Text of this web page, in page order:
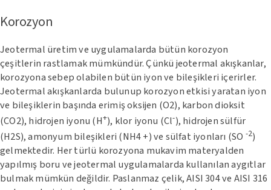
Korozyon
Jeotermal üretim ve uygulamalarda bütün korozyon
çeşitlerin rastlamak mümkündür. Çünkü jeotermal akışkanlar,
korozyona sebep olabilen bütün iyon ve bileşikleri içerirler.
Jeotermal akışkanlarda bulunup korozyon etkisi yaratan iyon
ve bileşiklerin başında erimiş oksijen (O2), karbon dioksit
(CO2), hidrojen iyonu (H+), klor iyonu (Cl-), hidrojen sülfür
(H2S), amonyum bileşikleri (NH4 +) ve sülfat iyonları (SO -2)
gelmektedir. Her türlü korozyona mukavim materyalden
yapılmış boru ve jeotermal uygulamalarda kullanılan aygıtlar
bulmak mümkün değildir. Paslanmaz çelik, AISI 304 ve AISI 316